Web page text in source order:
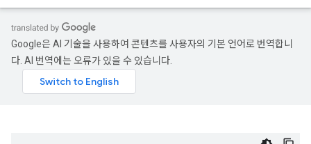
Google은 AI 기술을 사용하여 콘텐츠를 사용자의 기본 언어로 번역합니
다. AI 번역에는 오류가 있을 수 있습니다.